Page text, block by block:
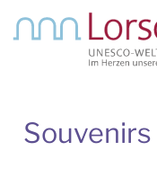
Souvenirs